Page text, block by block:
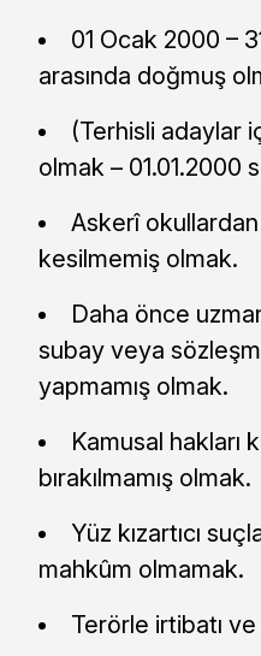
01 Ocak 2000 –
arasında doğmuş
(Terhisli adaylar
olmak – 01.01.2000
Askerî
kesilmemiş olmak.
Daha önce
subay veya
yapmamış olmak.
Kamusal hakları
bırakılmamış olmak.
Yüz kızartıcı
mahkûm olmamak.
Terörle irtibatı